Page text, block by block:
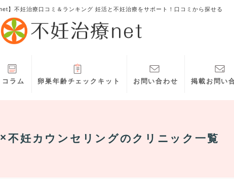
】不妊治療口コミ＆ランキング 妊活と不妊治療をサポート！口コミから探せる
コラム 卵巣年齢チェックキット お問い合わせ 掲載お問い
不妊カウンセリングのクリニック一覧